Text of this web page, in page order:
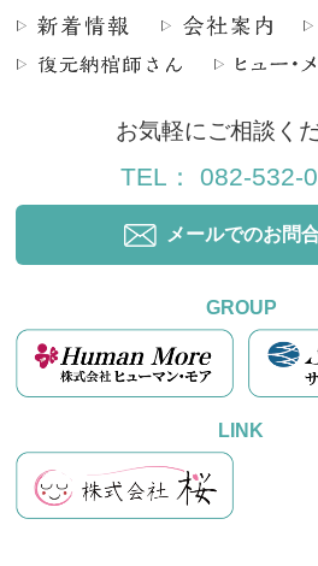
お気軽にご相談く
TEL： 082-532-
メールでのお問
GROUP
LINK